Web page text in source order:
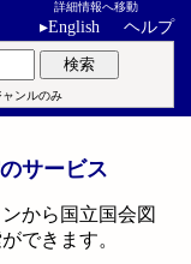
詳細情報へ移動
▸English ヘルプ
検索
ャンルのみ
サービス
から国立国会図
できます。